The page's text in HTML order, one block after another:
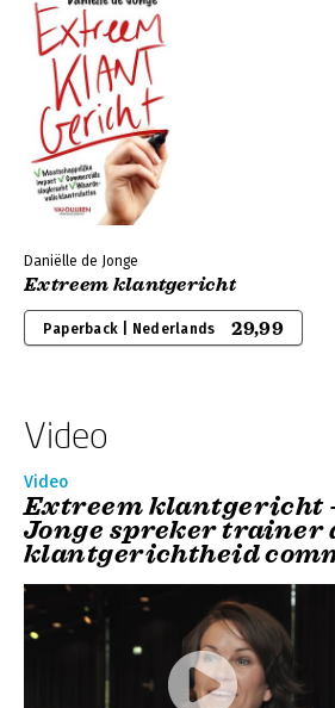
Daniëlle de Jonge
Extreem klantgericht
Paperback | Nederlands 29,99
Video
Video
Extreem klantgericht
Jonge spreker trainer
klantgerichtheid